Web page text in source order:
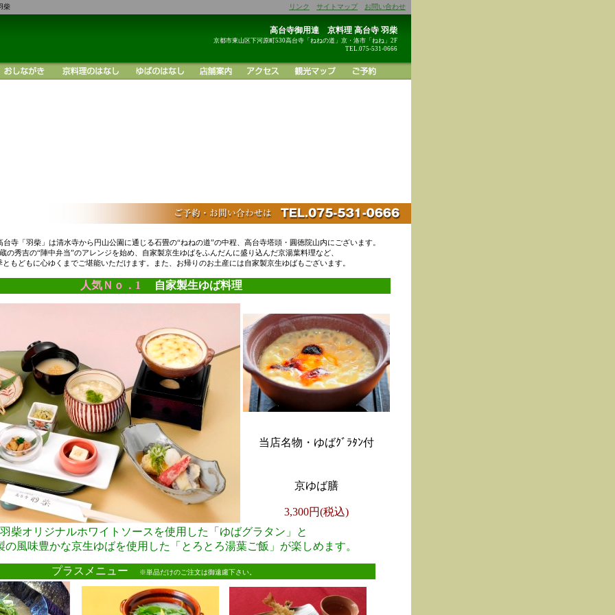
柴 リンク サイトマップ お問い合わせ
高台寺御用達 京料理 高台寺 羽柴
京都市東山区下河原町530高台寺「ねねの道」京・洛市「ねね」2F
TEL.075-531-0666
寺「羽柴」は清水寺から円山公園に通じる石畳の“ねねの道”の中程、高台寺塔頭・圓徳院山内にございます。
の秀吉の“陣中弁当”のアレンジを始め、自家製京生ゆばをふんだんに盛り込んだ京湯葉料理など、
ともどもに心ゆくまでご堪能いただけます。また、お帰りのお土産には自家製京生ゆばもございます。
人気Ｎｏ．1 自家製生ゆば料理
当店名物・ゆばｸﾞﾗﾀﾝ付
京ゆば膳
3,300円(税込)
羽柴オリジナルホワイトソースを使用した「ゆばグラタン」と
の風味豊かな京生ゆばを使用した「とろとろ湯葉ご飯」が楽しめます。
プラスメニュー ※単品だけのご注文は御遠慮下さい。